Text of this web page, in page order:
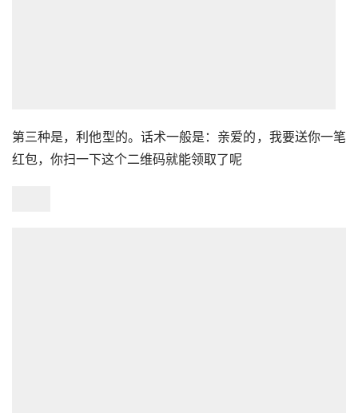
第三种是，利他型的。话术一般是：亲爱的，我要送你一笔
红包，你扫一下这个二维码就能领取了呢